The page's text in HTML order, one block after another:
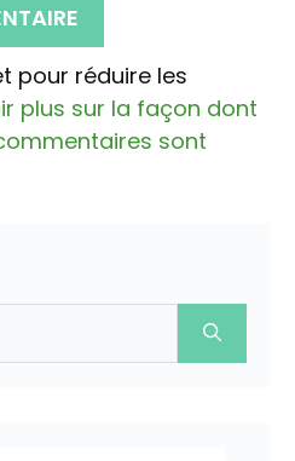
pour réduire les
plus sur la façon dont
sont